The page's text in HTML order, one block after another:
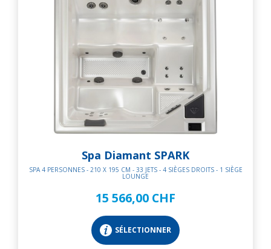
Spa Diamant SPARK
SPA 4 PERSONNES - 210 X 195 CM - 33 JETS - 4 SIÈGES DROITS - 1 SIÈGE
LOUNGE
15 566,00 CHF
SÉLECTIONNER